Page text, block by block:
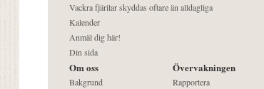
Vackra fjärilar skyddas oftare än alldagliga
Kalender
Anmäl dig här!
Din sida
Om oss
Bakgrund
Övervakningen
Rapportera